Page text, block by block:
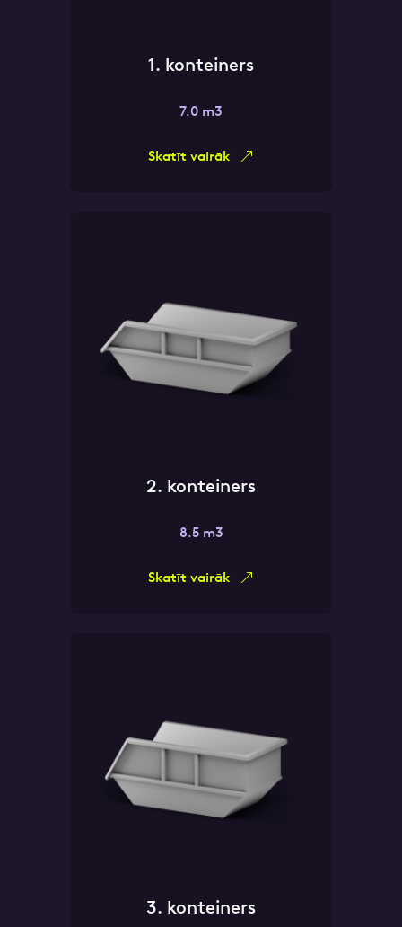
1. konteiners
7.0 m3
Skatīt vairāk
2. konteiners
8.5 m3
Skatīt vairāk
3. konteiners